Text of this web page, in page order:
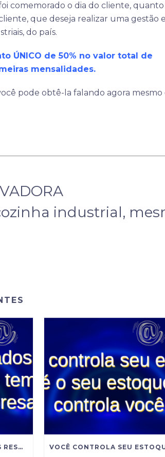
comemorado o dia do cliente, quanto
que deseja realizar uma gestão
do país.
ÚNICO de 50% no valor total de
mensalidades.
pode obtê-la falando agora mesmo
industrial,
NÃO ADIANTA QUERER OS RESULTADOS DE UMA GRANDE EMPRESA SE VOCÊ INSISTE EM ADMINISTRAR COMO UMA PEQUENA